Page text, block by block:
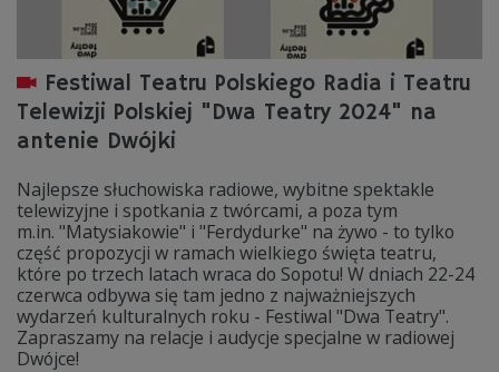
Festiwal Teatru Polskiego Radia i Teatru
Telewizji Polskiej "Dwa Teatry 2024" na
antenie Dwójki
Najlepsze słuchowiska radiowe, wybitne spektakle
telewizyjne i spotkania z twórcami, a poza tym
m.in. "Matysiakowie" i "Ferdydurke" na żywo - to tylko
część propozycji w ramach wielkiego święta teatru,
które po trzech latach wraca do Sopotu! W dniach 22-24
czerwca odbywa się tam jedno z najważniejszych
wydarzeń kulturalnych roku - Festiwal "Dwa Teatry".
Zapraszamy na relacje i audycje specjalne w radiowej
Dwójce!